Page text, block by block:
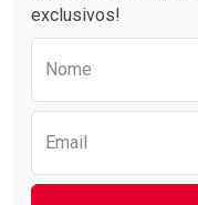
exclusivos!
Nome
Email